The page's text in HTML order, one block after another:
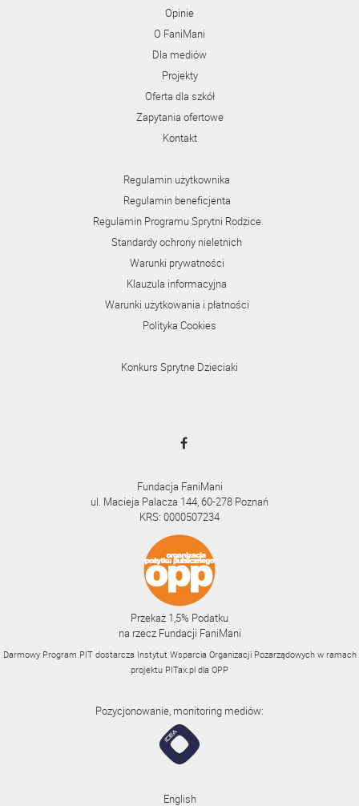
Opinie
O FaniMani
Dla mediów
Projekty
Oferta dla szkół
Zapytania ofertowe
Kontakt
Regulamin użytkownika
Regulamin beneficjenta
Regulamin Programu Sprytni Rodzice
Standardy ochrony nieletnich
Warunki prywatności
Klauzula informacyjna
Warunki użytkowania i płatności
Polityka Cookies
Konkurs Sprytne Dzieciaki
Fundacja FaniMani
ul. Macieja Palacza 144, 60-278 Poznań
KRS: 0000507234
Przekaż 1,5% Podatku
na rzecz Fundacji FaniMani
Darmowy Program PIT dostarcza Instytut Wsparcia Organizacji Pozarządowych w ramach
projektu PITax.pl dla OPP
Pozycjonowanie, monitoring mediów:
English